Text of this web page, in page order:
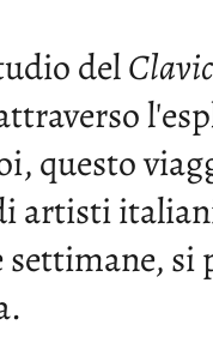
del
questo
artisti
settimane,